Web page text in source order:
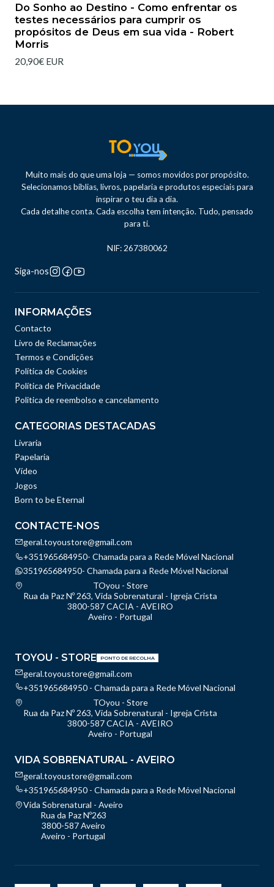
Do Sonho ao Destino - Como enfrentar os
testes necessários para cumprir os
propósitos de Deus em sua vida - Robert
Morris
20,90€ EUR
Muito mais do que uma loja — somos movidos por propósito.
Selecionamos bíblias, livros, papelaria e produtos especiais para
inspirar o teu dia a dia.
Cada detalhe conta. Cada escolha tem intenção. Tudo, pensado
para ti.
NIF: 267380062
Siga-nos
INFORMAÇÕES
Contacto
Livro de Reclamações
Termos e Condições
Política de Cookies
Política de Privacidade
Politica de reembolso e cancelamento
CATEGORIAS DESTACADAS
Livraria
Papelaria
Vídeo
Jogos
Born to be Eternal
CONTACTE-NOS
geral.toyoustore@gmail.com
+351965684950- Chamada para a Rede Móvel Nacional
351965684950- Chamada para a Rede Móvel Nacional
TOyou - Store
Rua da Paz Nº 263, Vida Sobrenatural - Igreja Crista
3800-587 CACIA - AVEIRO
Aveiro - Portugal
TOYOU - STORE PONTO DE RECOLHA
geral.toyoustore@gmail.com
+351965684950 - Chamada para a Rede Móvel Nacional
TOyou - Store
Rua da Paz Nº 263, Vida Sobrenatural - Igreja Crista
3800-587 CACIA - AVEIRO
Aveiro - Portugal
VIDA SOBRENATURAL - AVEIRO
geral.toyoustore@gmail.com
+351965684950 - Chamada para a Rede Móvel Nacional
Vida Sobrenatural - Aveiro
Rua da Paz Nº263
3800-587 Aveiro
Aveiro - Portugal